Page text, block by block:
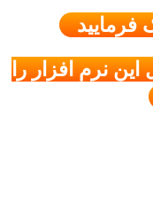
فرمایید
این نرم افزار را